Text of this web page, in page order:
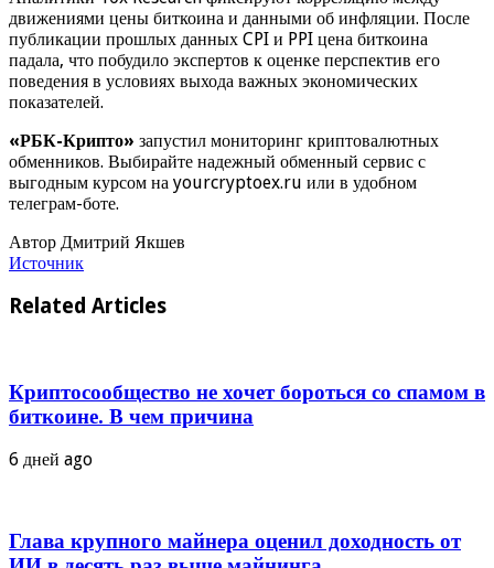
движениями цены биткоина и данными об инфляции. После
публикации прошлых данных CPI и PPI цена биткоина
падала, что побудило экспертов к оценке перспектив его
поведения в условиях выхода важных экономических
показателей.
«РБК-Крипто» запустил мониторинг криптовалютных
обменников. Выбирайте надежный обменный сервис с
выгодным курсом на yourcryptoex.ru или в удобном
телеграм-боте.
Автор Дмитрий Якшев
Источник
Related Articles
Криптосообщество не хочет бороться со спамом в
биткоине. В чем причина
6 дней ago
Глава крупного майнера оценил доходность от